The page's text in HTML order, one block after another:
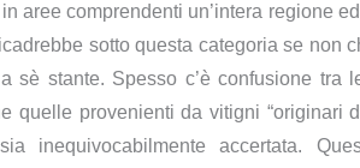
aree comprendenti un’intera regione
sotto questa categoria se non
sè stante. Spesso c’è confusione
quelle provenienti da vitigni “originari
inequivocabilmente accertata.